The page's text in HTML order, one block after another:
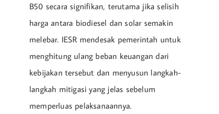
B50 secara signifikan, terutama jika selisih
harga antara biodiesel dan solar semakin
melebar. IESR mendesak pemerintah untuk
menghitung ulang beban keuangan dari
kebijakan tersebut dan menyusun langkah-
langkah mitigasi yang jelas sebelum
memperluas pelaksanaannya.